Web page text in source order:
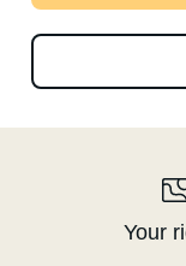
Your